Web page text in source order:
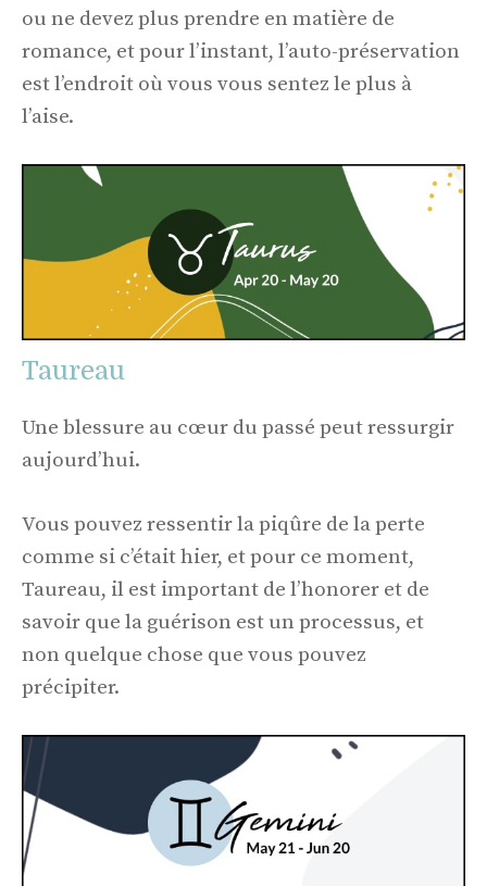
ou ne devez plus prendre en matière de
romance, et pour l’instant, l’auto-préservation
est l’endroit où vous vous sentez le plus à
l’aise.
Taureau
Une blessure au cœur du passé peut ressurgir
aujourd’hui.
Vous pouvez ressentir la piqûre de la perte
comme si c’était hier, et pour ce moment,
Taureau, il est important de l’honorer et de
savoir que la guérison est un processus, et
non quelque chose que vous pouvez
précipiter.